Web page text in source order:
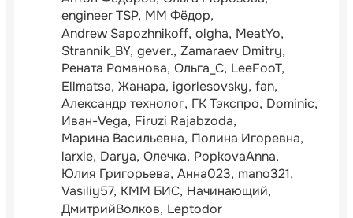
engineer TSP ММ Фёдор
Andrew Sapozhnikoff olgha MeatYo
Strannik_BY gever. Zamaraev Dmitry
Рената Романова Ольга_С LeeFooT
Ellmatsa Жанара igorlesovsky fan
Александр технолог ГК Тэкспро Dominic
Иван-Vega Firuzi Rajabzoda
Марина Васильевна Полина Игоревна
larxie Darya Олечка PopkovaAnna
Юлия Григорьева Анна023 mano321
Vasiliy57 КММ БИС Начинающий
ДмитрийВолков Leptodor